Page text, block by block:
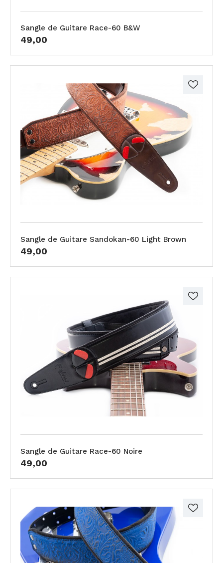
Sangle de Guitare Race-60 B&W
49,00
Sangle de Guitare Sandokan-60 Light Brown
49,00
Sangle de Guitare Race-60 Noire
49,00